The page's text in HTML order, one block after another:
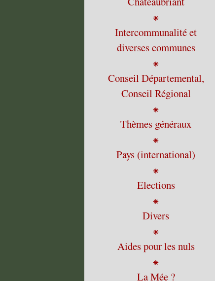
⁕
Intercommunalité et
diverses communes
⁕
Conseil Départemental,
Conseil Régional
⁕
Thèmes généraux
⁕
Pays (international)
⁕
Elections
⁕
Divers
⁕
Aides pour les nuls
⁕
La Mée ?